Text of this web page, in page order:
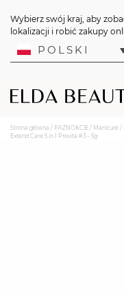
Wybierz swój kraj, aby
lokalizacji i robić zakupy
POLSKI
Strona główna / PAZNOKCIE / Manicure /
Extend Care 5 in 1 Provita #3 – 5g